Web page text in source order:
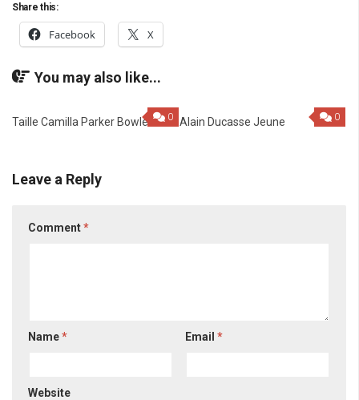
Share this:
Facebook X
You may also like...
0
Taille Camilla Parker Bowles 0
Alain Ducasse Jeune
Leave a Reply
Comment*
Name* Email*
Website